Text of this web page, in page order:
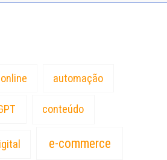
automação
conteúdo
e-commerce